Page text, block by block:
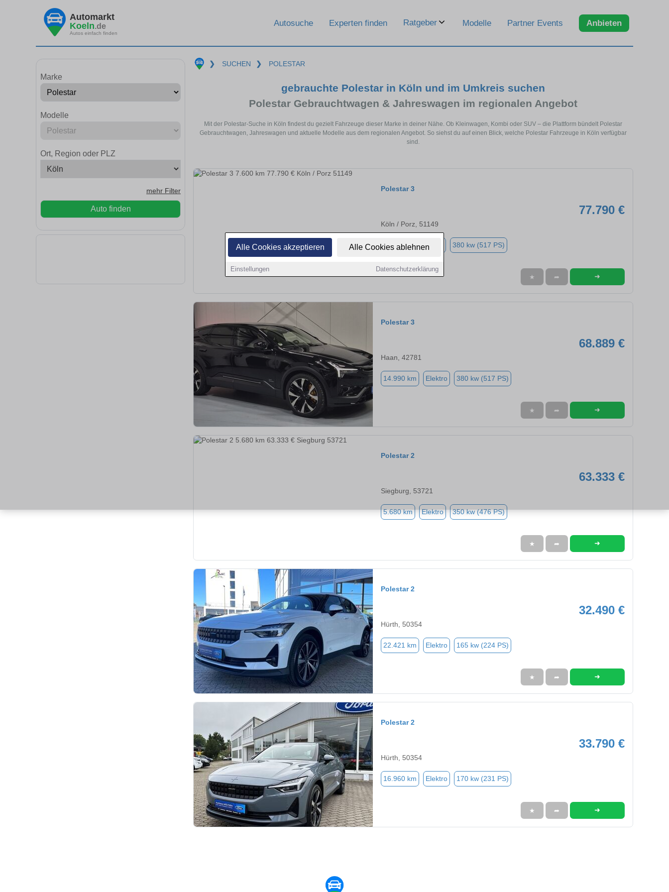
Alle Cookies akzeptieren Alle Cookies ablehnen
Einstellungen Datenschutzerklärung
Automarkt
Koeln.de
Autos einfach finden
Autosuche Experten finden Ratgeber Modelle Partner Events Anbieten
Marke
Modelle
Ort, Region oder PLZ
mehr Filter
Auto finden
❯ SUCHEN ❯ POLESTAR
gebrauchte Polestar in Köln und im Umkreis suchen
Polestar Gebrauchtwagen & Jahreswagen im regionalen Angebot
Mit der Polestar-Suche in Köln findest du gezielt Fahrzeuge dieser Marke in deiner Nähe. Ob Kleinwagen, Kombi oder SUV – die Plattform bündelt Polestar
Gebrauchtwagen, Jahreswagen und aktuelle Modelle aus dem regionalen Angebot. So siehst du auf einen Blick, welche Polestar Fahrzeuge in Köln verfügbar
sind.
Polestar 3
77.790 €
Köln / Porz, 51149
7.600 km Elektro 380 kw (517 PS)
★ ➦ ➜
Polestar 3
68.889 €
Haan, 42781
14.990 km Elektro 380 kw (517 PS)
★ ➦ ➜
Polestar 2
63.333 €
Siegburg, 53721
5.680 km Elektro 350 kw (476 PS)
★ ➦ ➜
Polestar 2
32.490 €
Hürth, 50354
22.421 km Elektro 165 kw (224 PS)
★ ➦ ➜
Polestar 2
33.790 €
Hürth, 50354
16.960 km Elektro 170 kw (231 PS)
★ ➦ ➜